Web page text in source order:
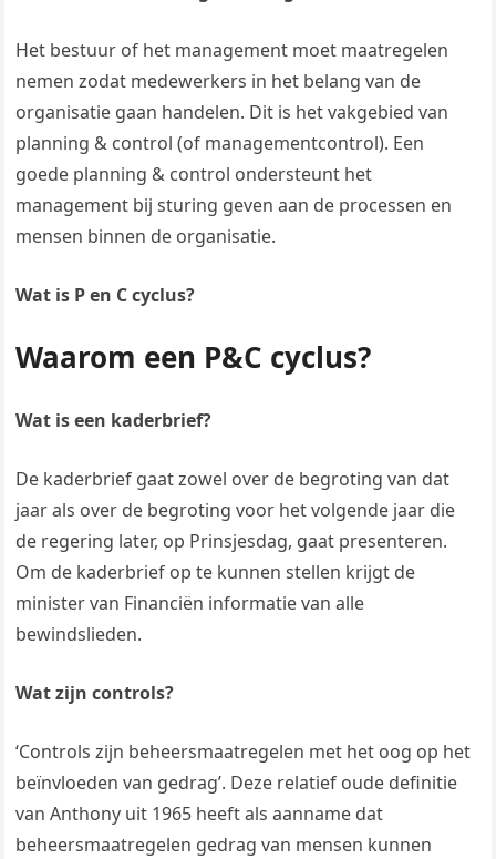
Het bestuur of het management moet maatregelen
nemen zodat medewerkers in het belang van de
organisatie gaan handelen. Dit is het vakgebied van
planning & control (of managementcontrol). Een
goede planning & control ondersteunt het
management bij sturing geven aan de processen en
mensen binnen de organisatie.
Wat is P en C cyclus?
Waarom een P&C cyclus?
Wat is een kaderbrief?
De kaderbrief gaat zowel over de begroting van dat
jaar als over de begroting voor het volgende jaar die
de regering later, op Prinsjesdag, gaat presenteren.
Om de kaderbrief op te kunnen stellen krijgt de
minister van Financiën informatie van alle
bewindslieden.
Wat zijn controls?
‘Controls zijn beheersmaatregelen met het oog op het
beïnvloeden van gedrag’. Deze relatief oude definitie
van Anthony uit 1965 heeft als aanname dat
beheersmaatregelen gedrag van mensen kunnen